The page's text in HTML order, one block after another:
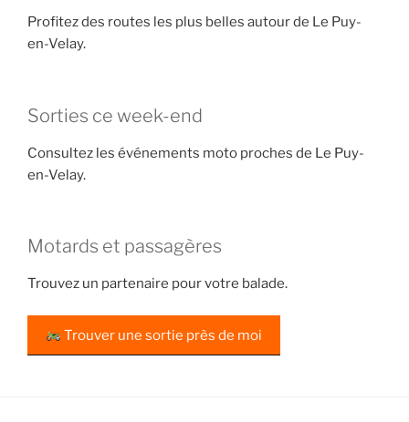
Profitez des routes les plus belles autour de Le Puy-
en-Velay.
Sorties ce week-end
Consultez les événements moto proches de Le Puy-
en-Velay.
Motards et passagères
Trouvez un partenaire pour votre balade.
Trouver une sortie près de moi